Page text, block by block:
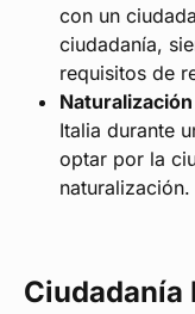
con un
ciudadanía,
requisitos de
Italia durante
optar por la
naturalización.
Ciudadanía